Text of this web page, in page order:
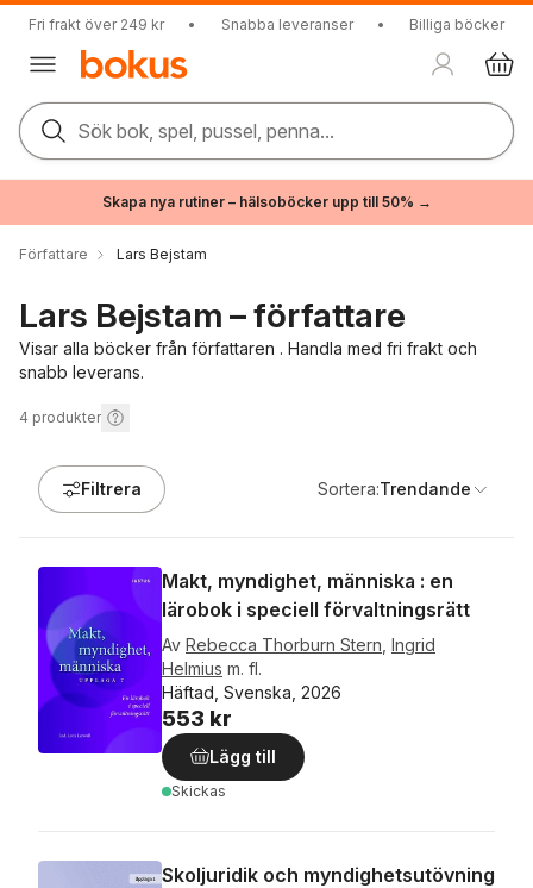
Fri frakt över 249 kr • Snabba leveranser • Billiga böcker
Sök bok, spel, pussel, penna...
Skapa nya rutiner – hälsoböcker upp till 50% →
Författare Lars Bejstam
Lars Bejstam – författare
Visar alla böcker från författaren . Handla med fri frakt och
snabb leverans.
4 produkter
Filtrera Sortera:Trendande
Makt, myndighet, människa : en
lärobok i speciell förvaltningsrätt
Av Rebecca Thorburn Stern Ingrid
Helmius m. fl.
Häftad, Svenska, 2026
553 kr
Lägg till
Skickas
Skoljuridik och myndighetsutövning